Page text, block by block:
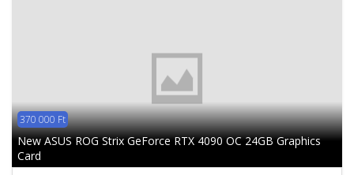
370 000 Ft
New ASUS ROG Strix GeForce RTX 4090 OC 24GB Graphics
Card